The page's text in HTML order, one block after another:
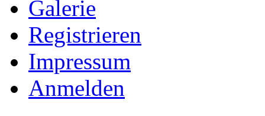
Galerie
Registrieren
Impressum
Anmelden